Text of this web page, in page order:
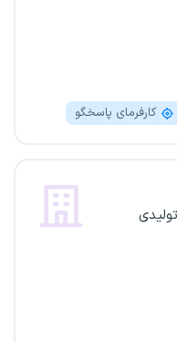
کارفرمای پاسخگو